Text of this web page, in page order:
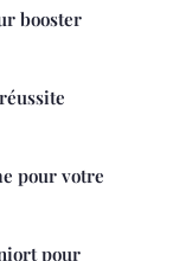
booster
pour votre
pour